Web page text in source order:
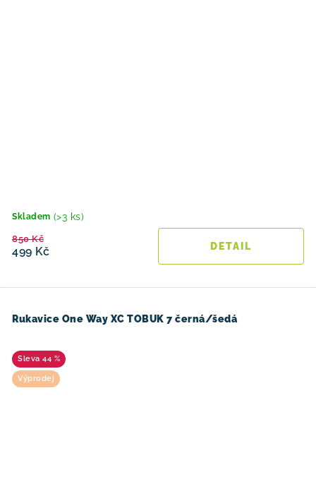
Skladem (>3 ks)
499 Kč
850 Kč
Rukavice One Way XC TOBUK 7 černá/šedá
44 %
Výprodej